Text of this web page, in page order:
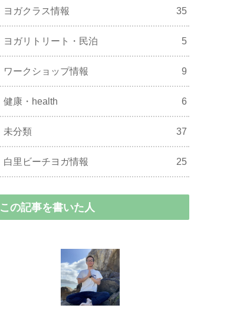
ヨガクラス情報 35
ヨガリトリート・民泊 5
ワークショップ情報 9
健康・health 6
未分類 37
白里ビーチヨガ情報 25
この記事を書いた人